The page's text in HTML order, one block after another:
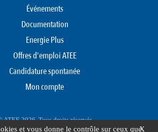
Événements
Documentation
Energie Plus
Offres d'emploi ATEE
Candidature spontanée
Mon compte
ATEE 2026. Tous droits réservés
X
et vous donne le contrôle sur ceux que